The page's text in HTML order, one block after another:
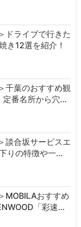
ドライブで行きた
き12選を紹介！
千葉のおすすめ観
定番名所から穴…
談合坂サービスエ
りの特徴や一…
MOBILAおすすめ
「彩速…